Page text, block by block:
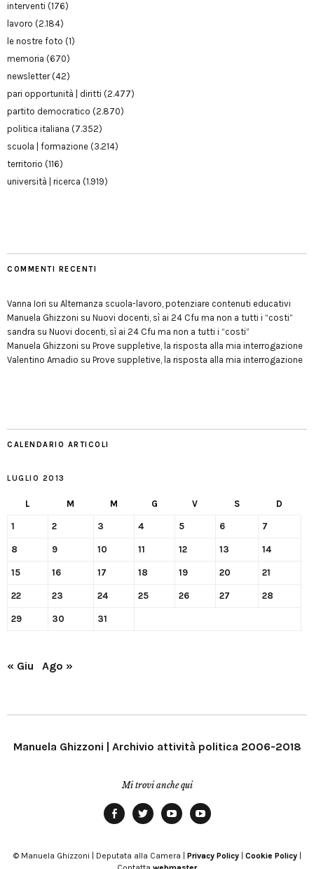
interventi (176)
lavoro (2.184)
le nostre foto (1)
memoria (670)
newsletter(42)
pari opportunità | diritti (2.477)
partito democratico (2.870)
politica italiana (7.352)
scuola | formazione (3.214)
territorio (116)
università | ricerca (1.919)
COMMENTI RECENTI
Vanna Iori su Alternanza scuola-lavoro, potenziare contenuti educativi
Manuela Ghizzoni su Nuovi docenti, sì ai 24 Cfu ma non a tutti i “costi”
sandra su Nuovi docenti, sì ai 24 Cfu ma non a tutti i “costi”
Manuela Ghizzoni su Prove suppletive, la risposta alla mia interrogazione
Valentino Amadio su Prove suppletive, la risposta alla mia interrogazione
CALENDARIO ARTICOLI
LUGLIO 2013
L M M G V S D
1 2 3 4 5 6 7
8 9 10 11 12 13 14
15 16 17 18 19 20 21
22 23 24 25 26 27 28
29 30 31
« Giu Ago »
Manuela Ghizzoni | Archivio attività politica 2006-2018
Mi trovi anche qui
Modena
© Manuela Ghizzoni | Deputata alla Camera | Privacy Policy| Cookie Policy|